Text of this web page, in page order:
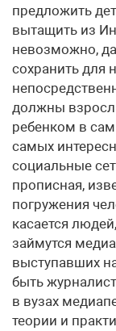
предложить
вытащить из
невозможно,
сохранить для
должны
ребенком в
самых
социальные
прописная,
погружения
касается
займутся
выступавших
быть
в вузах
теории и